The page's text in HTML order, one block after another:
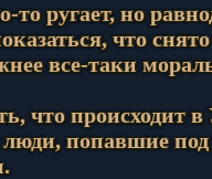
то ругает, но
что
все-таки
что происходит
попавшие под